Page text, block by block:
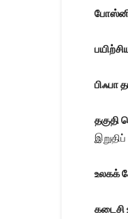
பிஃபா
தகுதி
உலகக்